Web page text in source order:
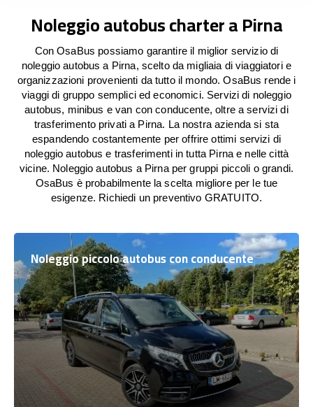
Noleggio autobus charter a Pirna
Con OsaBus possiamo garantire il miglior servizio di
noleggio autobus a Pirna, scelto da migliaia di viaggiatori e
organizzazioni provenienti da tutto il mondo. OsaBus rende i
viaggi di gruppo semplici ed economici. Servizi di noleggio
autobus, minibus e van con conducente, oltre a servizi di
trasferimento privati a Pirna. La nostra azienda si sta
espandendo costantemente per offrire ottimi servizi di
noleggio autobus e trasferimenti in tutta Pirna e nelle città
vicine. Noleggio autobus a Pirna per gruppi piccoli o grandi.
OsaBus è probabilmente la scelta migliore per le tue
esigenze. Richiedi un preventivo GRATUITO.
Noleggio piccolo autobus con conducente